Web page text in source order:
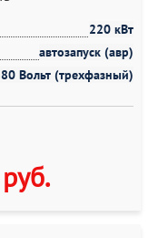
220 кВт
автозапуск (авр)
Вольт (трехфазный)
.